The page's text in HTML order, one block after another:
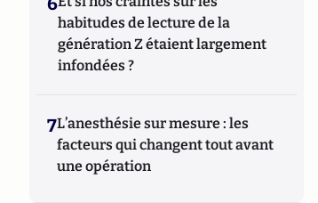
habitudes de lecture de la
génération Z étaient largement
infondées ?
7L’anesthésie sur mesure : les
facteurs qui changent tout avant
une opération